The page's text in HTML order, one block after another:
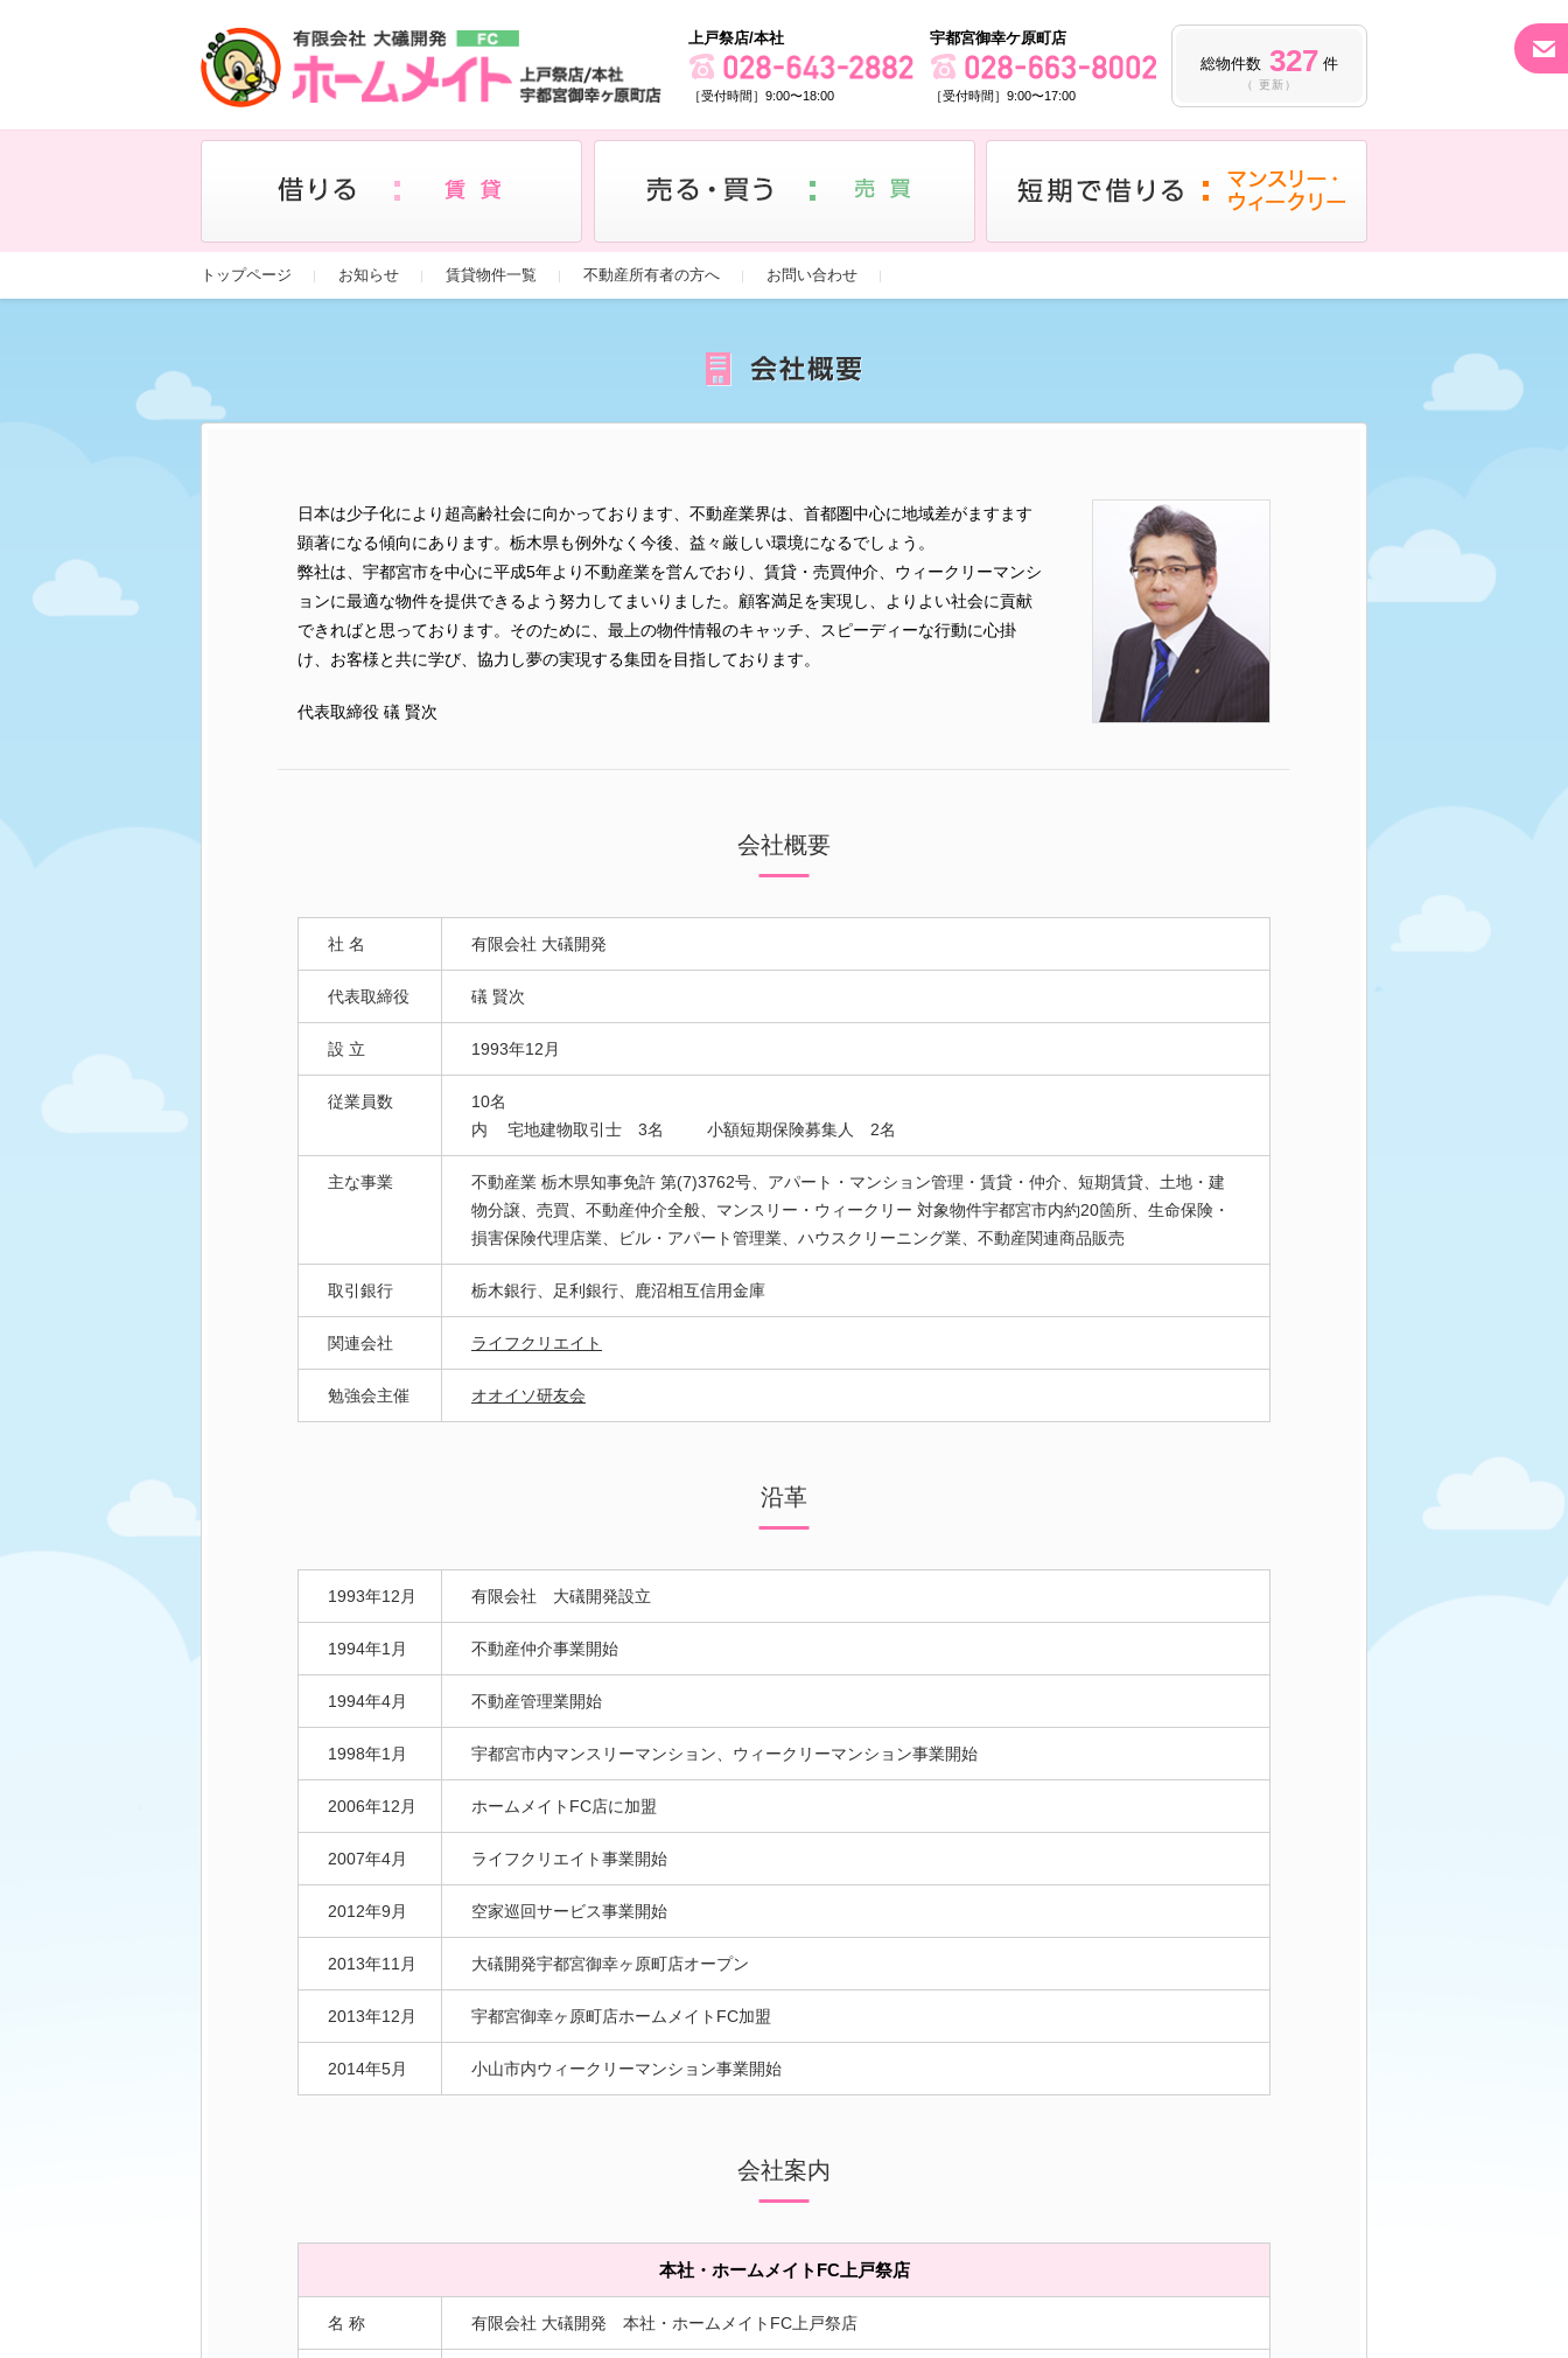
上戸祭店/本社
［受付時間］9:00〜18:00
宇都宮御幸ケ原町店
［受付時間］9:00〜17:00
総物件数 327 件
（ 更新）
トップページ お知らせ 賃貸物件一覧 不動産所有者の方へ お問い合わせ
日本は少子化により超高齢社会に向かっております、不動産業界は、首都圏中心に地域差がますます
顕著になる傾向にあります。栃木県も例外なく今後、益々厳しい環境になるでしょう。
弊社は、宇都宮市を中心に平成5年より不動産業を営んでおり、賃貸・売買仲介、ウィークリーマンシ
ョンに最適な物件を提供できるよう努力してまいりました。顧客満足を実現し、よりよい社会に貢献
できればと思っております。そのために、最上の物件情報のキャッチ、スピーディーな行動に心掛
け、お客様と共に学び、協力し夢の実現する集団を目指しております。
代表取締役 礒 賢次
会社概要
社 名 有限会社 大礒開発
代表取締役 礒 賢次
設 立 1993年12月
従業員数
10名
内
宅地建物取引士 3名 小額短期保険募集人 2名
主な事業
不動産業 栃木県知事免許 第(7)3762号、アパート・マンション管理・賃貸・仲介、短期賃貸、土地・建
物分譲、売買、不動産仲介全般、マンスリー・ウィークリー 対象物件宇都宮市内約20箇所、生命保険・
損害保険代理店業、ビル・アパート管理業、ハウスクリーニング業、不動産関連商品販売
取引銀行 栃木銀行、足利銀行、鹿沼相互信用金庫
関連会社 ライフクリエイト
勉強会主催 オオイソ研友会
沿革
1993年12月 有限会社 大礒開発設立
1994年1月 不動産仲介事業開始
1994年4月 不動産管理業開始
1998年1月 宇都宮市内マンスリーマンション、ウィークリーマンション事業開始
2006年12月 ホームメイトFC店に加盟
2007年4月 ライフクリエイト事業開始
2012年9月 空家巡回サービス事業開始
2013年11月 大礒開発宇都宮御幸ヶ原町店オープン
2013年12月 宇都宮御幸ヶ原町店ホームメイトFC加盟
2014年5月 小山市内ウィークリーマンション事業開始
会社案内
本社・ホームメイトFC上戸祭店
名 称 有限会社 大礒開発 本社・ホームメイトFC上戸祭店